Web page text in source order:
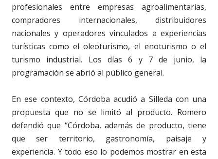
profesionales entre empresas agroalimentarias,
compradores internacionales, distribuidores
nacionales y operadores vinculados a experiencias
turísticas como el oleoturismo, el enoturismo o el
turismo industrial. Los días 6 y 7 de junio, la
programación se abrió al público general.
En ese contexto, Córdoba acudió a Silleda con una
propuesta que no se limitó al producto. Romero
defendió que “Córdoba, además de producto, tiene
que ser territorio, gastronomía, paisaje y
experiencia. Y todo eso lo podemos mostrar en esta